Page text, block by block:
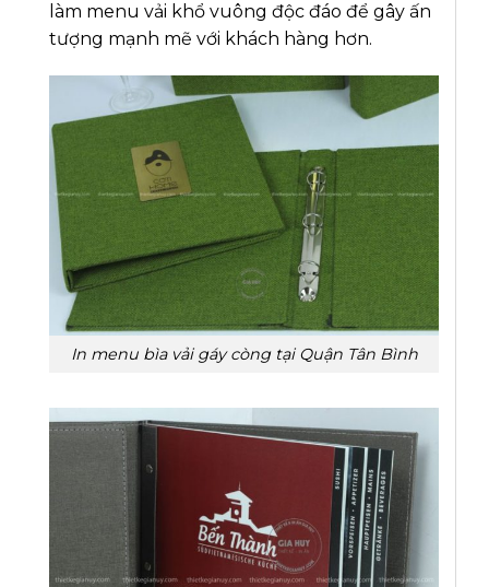
làm menu vải khổ vuông độc đáo để gây ấn
tượng mạnh mẽ với khách hàng hơn.
In menu bìa vải gáy còng tại Quận Tân Bình